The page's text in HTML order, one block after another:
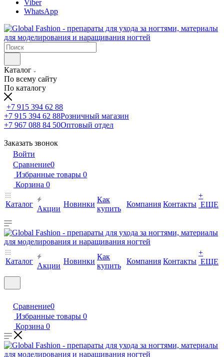
Viber
WhatsApp
Каталог
По всему сайту
По каталогу
+7 915 394 62 88
+7 915 394 62 88Розничный магазин
+7 967 088 84 50Оптовый отдел
Заказать звонок
Войти
Сравнение0
Избранные товары 0
Корзина 0
Каталог
Акции
Новинки
Как
купить
Компания Контакты
+
ЕЩЕ
Каталог
Акции
Новинки
Как
купить
Компания Контакты
+
ЕЩЕ
Сравнение0
Избранные товары 0
Корзина 0